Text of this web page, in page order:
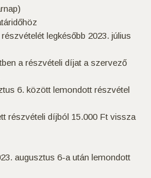
legkésőbb 2023. július
a részvételi díjat a szervező
6. között lemondott részvétel
részvételi díjból 15.000 Ft vissza
augusztus 6-a után lemondott